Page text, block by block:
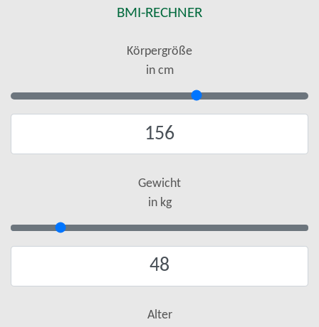
BMI-RECHNER
Körpergröße
in cm
Gewicht
in kg
Alter